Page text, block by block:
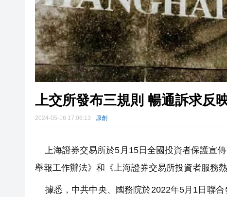
上交所發布三規則 暢通訴
2024-05-16 17:06:13 原創
上海證券交易所於5月15日全國投資者保護宣
舉報工作辦法》和《上海證券交易所投資者服務熱
據悉，中共中央、國務院於2022年5月1日聯